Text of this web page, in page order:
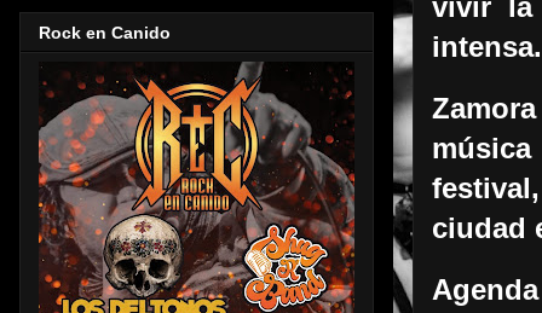
vivir la
intensa.
ciudad
Rock en Canido